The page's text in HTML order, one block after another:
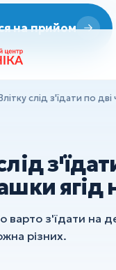
лікарів
травматологія
на прийом
слід з'їдати по
ягід
варто з'їдати на
різних.